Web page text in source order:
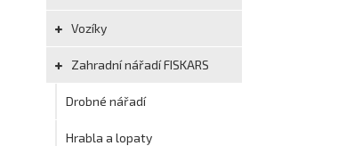
Vozíky
Zahradní nářadí FISKARS
Drobné nářadí
Hrabla a lopaty